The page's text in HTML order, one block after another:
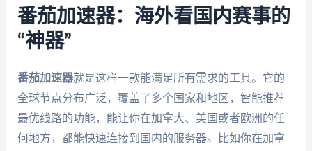
番茄加速器：海外看国内赛事的
“神器”
番茄加速器就是这样一款能满足所有需求的工具。它的
全球节点分布广泛，覆盖了多个国家和地区，智能推荐
最优线路的功能，能让你在加拿大、美国或者欧洲的任
何地方，都能快速连接到国内的服务器。比如你在加拿